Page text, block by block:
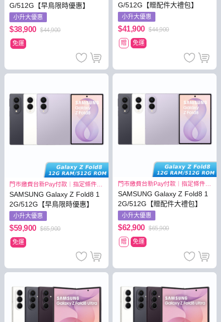
G/512G【早鳥限時優惠】
小升大優惠
$38,900 $44,900
免運
G/512G【贈配件大禮包】
小升大優惠
$41,900 $44,900
贈
免運
門市繳費台新Pay付款｜指定條件最
SAMSUNG Galaxy Z Fold8 1
2G/512G【早鳥限時優惠】
小升大優惠
$59,900 $65,900
免運
門市繳費台新Pay付款｜指定條件最
SAMSUNG Galaxy Z Fold8 1
2G/512G【贈配件大禮包】
小升大優惠
$62,900 $65,900
贈
免運